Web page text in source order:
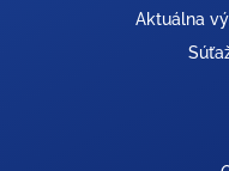
Aktuálna